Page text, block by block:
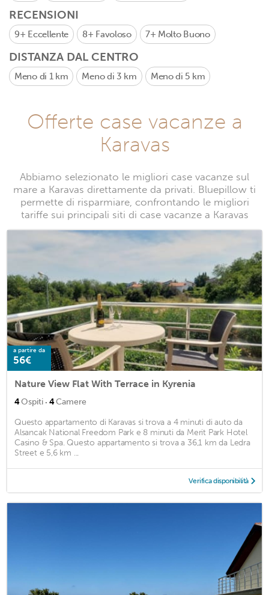
RECENSIONI
9+ Eccellente 8+ Favoloso 7+ Molto Buono
DISTANZA DAL CENTRO
Meno di 1 km Meno di 3 km Meno di 5 km
Offerte case vacanze a
Karavas
Abbiamo selezionato le migliori case vacanze sul
mare a Karavas direttamente da privati. Bluepillow ti
permette di risparmiare, confrontando le migliori
tariffe sui principali siti di case vacanze a Karavas
a partire da
56€
Nature View Flat With Terrace in Kyrenia
4Ospiti · 4Camere
Questo appartamento di Karavas si trova a 4 minuti di auto da
Alsancak National Freedom Park e 8 minuti da Merit Park Hotel
Casino & Spa. Questo appartamento si trova a 36,1 km da Ledra
Street e 5,6 km ...
Verifica disponibilità